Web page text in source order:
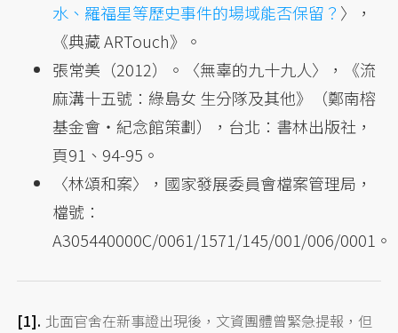
水、羅福星等歷史事件的場域能否保留？ 〉，
《典藏 ARTouch》。
張常美（2012）。〈無辜的九十九人〉，《流
麻溝十五號：綠島女 生分隊及其他》（鄭南榕
基金會‧紀念館策劃），台北：書林出版社，
頁91、94-95。
〈林頌和案〉，國家發展委員會檔案管理局，
檔號：
A305440000C/0061/1571/145/001/006/0001。
北面官舍在新事證出現後，文資團體曾緊急提報，但